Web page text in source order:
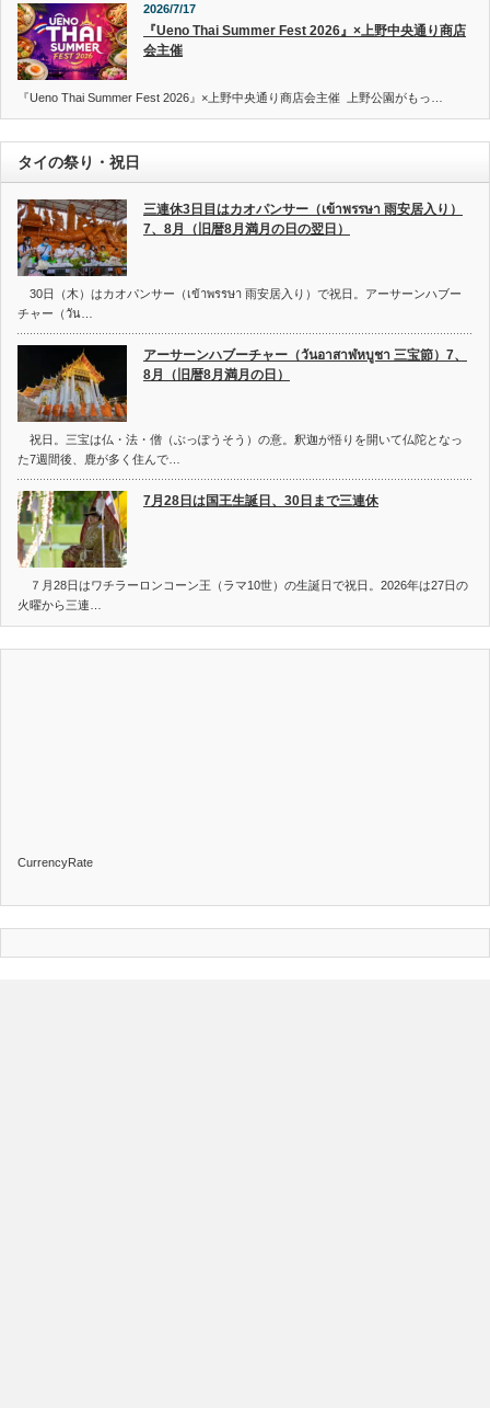
2026/7/17
『Ueno Thai Summer Fest 2026』×上野中央通り商店
会主催
『Ueno Thai Summer Fest 2026』×上野中央通り商店会主催 上野公園がもっ…
タイの祭り・祝日
三連休3日目はカオパンサー（เข้าพรรษา 雨安居入り）
7、8月（旧暦8月満月の日の翌日）
30日（木）はカオパンサー（เข้าพรรษา 雨安居入り）で祝日。アーサーンハブー
チャー（วัน…
アーサーンハブーチャー（วันอาสาฬหบูชา 三宝節）7、
8月（旧暦8月満月の日）
祝日。三宝は仏・法・僧（ぶっぽうそう）の意。釈迦が悟りを開いて仏陀となっ
た7週間後、鹿が多く住んで…
7月28日は国王生誕日、30日まで三連休
７月28日はワチラーロンコーン王（ラマ10世）の生誕日で祝日。2026年は27日の
火曜から三連…
CurrencyRate